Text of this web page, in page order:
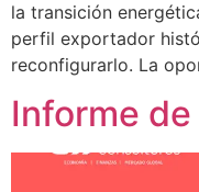
la transición
perfil exportador
reconfigurarlo. La
Informe